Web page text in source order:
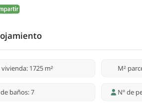
vivienda: 1725 m² M²
de baños: 7 Nº de